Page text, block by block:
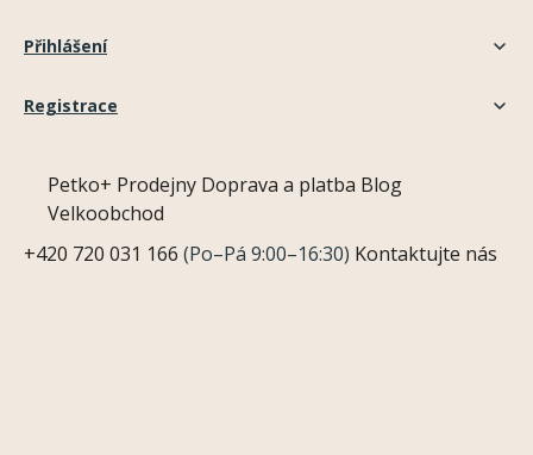
Přihlášení
Registrace
Petko+ Prodejny Doprava a platba Blog
Velkoobchod
+420 720 031 166 (Po–Pá 9:00–16:30) Kontaktujte nás